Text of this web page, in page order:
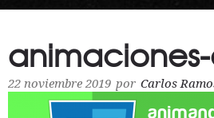
animaciones-
22 noviembre 2019 por Carlos